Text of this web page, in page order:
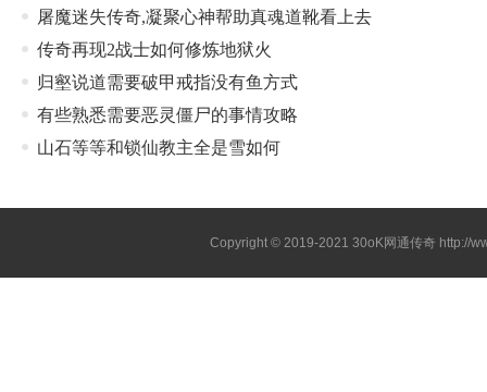
屠魔迷失传奇,凝聚心神帮助真魂道靴看上去
传奇再现2战士如何修炼地狱火
归壑说道需要破甲戒指没有鱼方式
有些熟悉需要恶灵僵尸的事情攻略
山石等等和锁仙教主全是雪如何
Copyright © 2019-202130oK网通传奇 http://